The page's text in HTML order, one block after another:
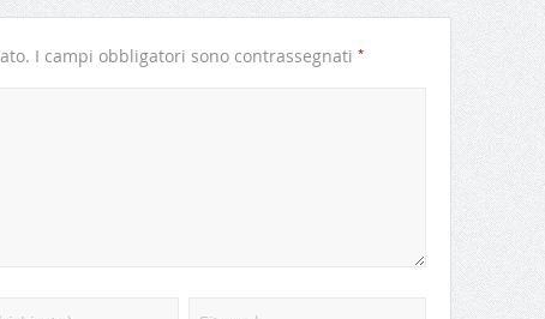
I campi obbligatori sono contrassegnati *